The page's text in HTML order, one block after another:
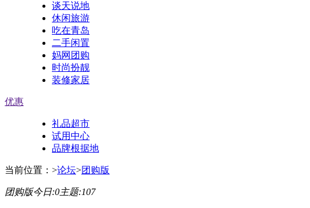
谈天说地
休闲旅游
吃在青岛
二手闲置
妈网团购
时尚扮靓
装修家居
优惠
礼品超市
试用中心
品牌根据地
当前位置： >论坛>团购版
团购版今日:0主题:107